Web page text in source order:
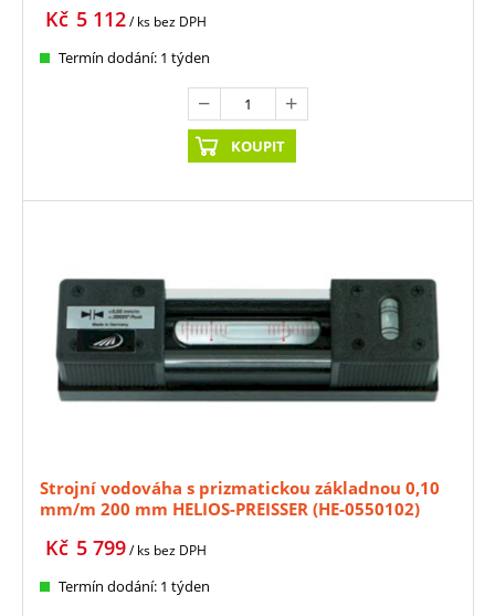
5 112
Kč / ks bez DPH
Termín dodání: 1 týden
KOUPIT
Strojní vodováha s prizmatickou základnou 0,10
mm/m 200 mm HELIOS-PREISSER (HE-0550102)
5 799
Kč / ks bez DPH
Termín dodání: 1 týden